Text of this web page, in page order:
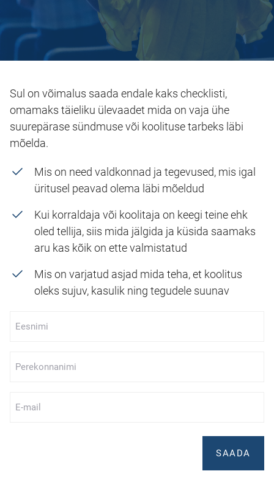
Sul on võimalus saada endale kaks checklisti,
omamaks täieliku ülevaadet mida on vaja ühe
suurepärase sündmuse või koolituse tarbeks läbi
mõelda.
Mis on need valdkonnad ja tegevused, mis igal
üritusel peavad olema läbi mõeldud
Kui korraldaja või koolitaja on keegi teine ehk
oled tellija, siis mida jälgida ja küsida saamaks
aru kas kõik on ette valmistatud
Mis on varjatud asjad mida teha, et koolitus
oleks sujuv, kasulik ning tegudele suunav
mail